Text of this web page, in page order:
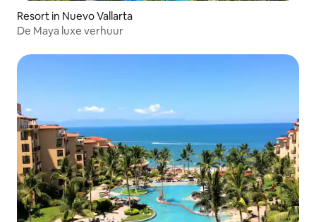
Resort in Nuevo Vallarta
De Maya luxe verhuur